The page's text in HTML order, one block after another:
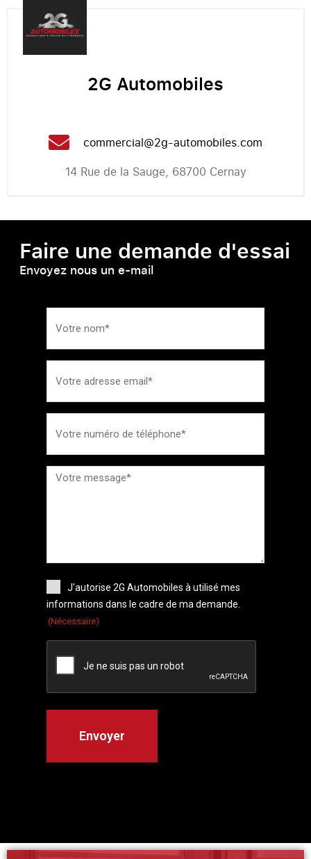
2G Automobiles
commercial@2g-automobiles.com
14 Rue de la Sauge, 68700 Cernay
Faire une demande d'essai
Envoyez nous un e-mail
J'autorise 2G Automobiles à utilisé mes
informations dans le cadre de ma demande.
(Nécessaire)